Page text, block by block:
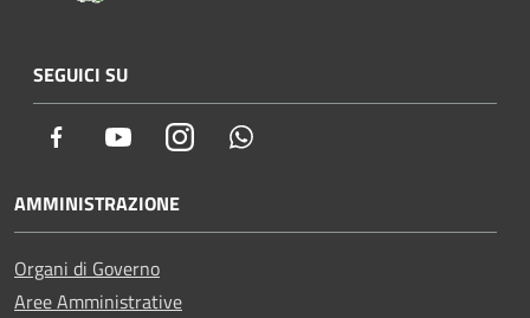
SEGUICI SU
Facebook YoutubeInstagram
AMMINISTRAZIONE
Organi di Governo
Aree Amministrative